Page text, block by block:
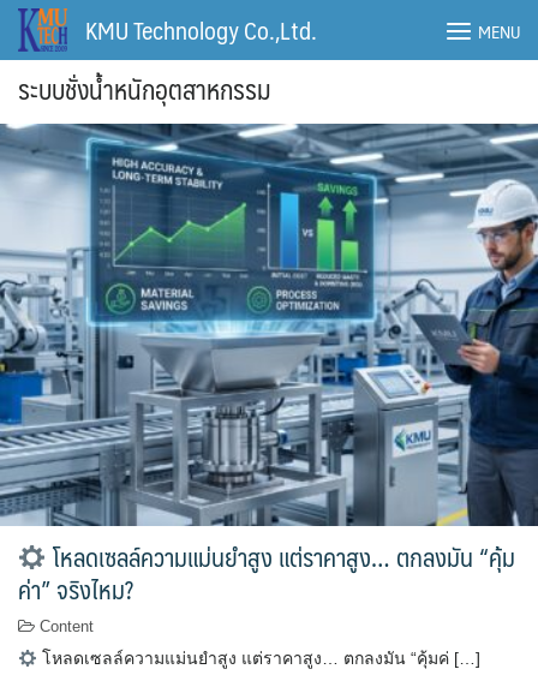
Skip
KMU Technology Co.,Ltd. MENU
ระบบชั่งน้ำหนักอุตสาหกรรม
โหลดเซลล์ความแม่นยำสูง แต่ราคาสูง… ตกลงมัน “คุ้ม
ค่า” จริงไหม?
Content
โหลดเซลล์ความแม่นยำสูง แต่ราคาสูง… ตกลงมัน “คุ้มค่ […]